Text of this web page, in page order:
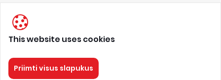
STORENTVisos teisės saugomos 2026.
Privacy Policy
About us
This website uses cookies
Priimti visus slapukus